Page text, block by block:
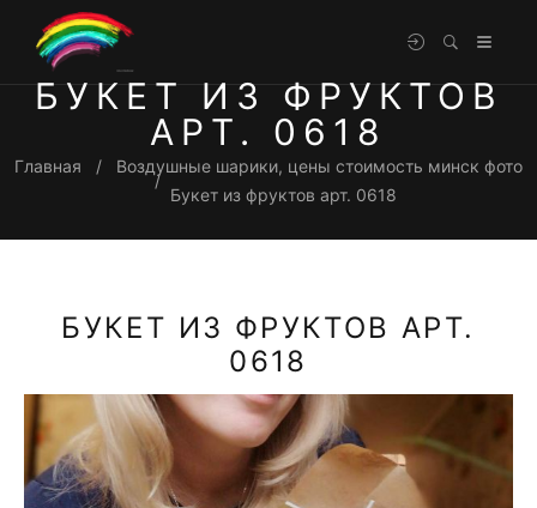
БУКЕТ ИЗ ФРУКТОВ
АРТ. 0618
Главная
Воздушные шарики, цены стоимость минск фото
Букет из фруктов арт. 0618
БУКЕТ ИЗ ФРУКТОВ АРТ.
0618